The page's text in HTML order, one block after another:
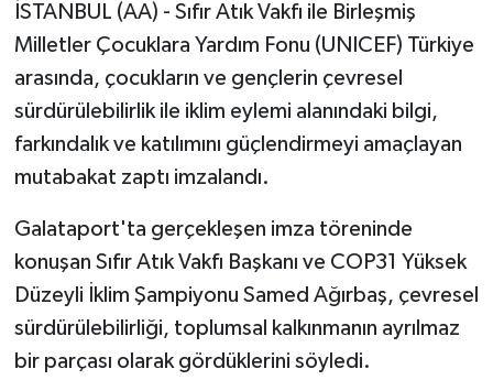
İSTANBUL (AA) - Sıfır Atık Vakfı ile Birleşmiş
Milletler Çocuklara Yardım Fonu (UNICEF) Türkiye
arasında, çocukların ve gençlerin çevresel
sürdürülebilirlik ile iklim eylemi alanındaki bilgi,
farkındalık ve katılımını güçlendirmeyi amaçlayan
mutabakat zaptı imzalandı.
Galataport'ta gerçekleşen imza töreninde
konuşan Sıfır Atık Vakfı Başkanı ve COP31 Yüksek
Düzeyli İklim Şampiyonu Samed Ağırbaş, çevresel
sürdürülebilirliği, toplumsal kalkınmanın ayrılmaz
bir parçası olarak gördüklerini söyledi.